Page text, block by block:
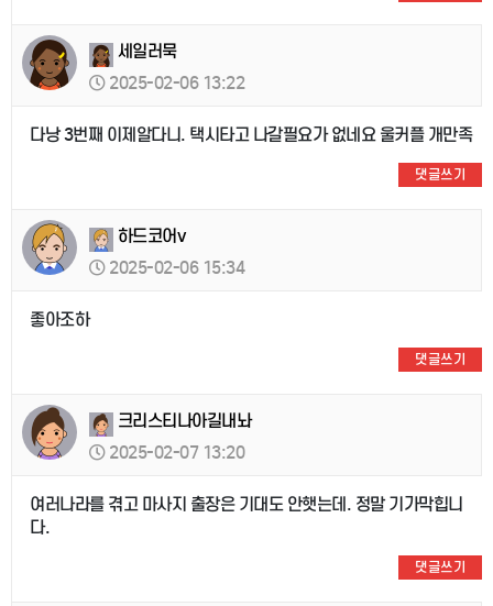
세일러묵
2025-02-06 13:22
다낭 3번째 이제알다니. 택시타고 나갈필요가 없네요 울커플 개만족
댓글쓰기
하드코어v
2025-02-06 15:34
좋아조하
댓글쓰기
크리스티나아길내놔
2025-02-07 13:20
여러나라를 겪고 마사지 출장은 기대도 안햇는데. 정말 기가막힙니
다.
댓글쓰기